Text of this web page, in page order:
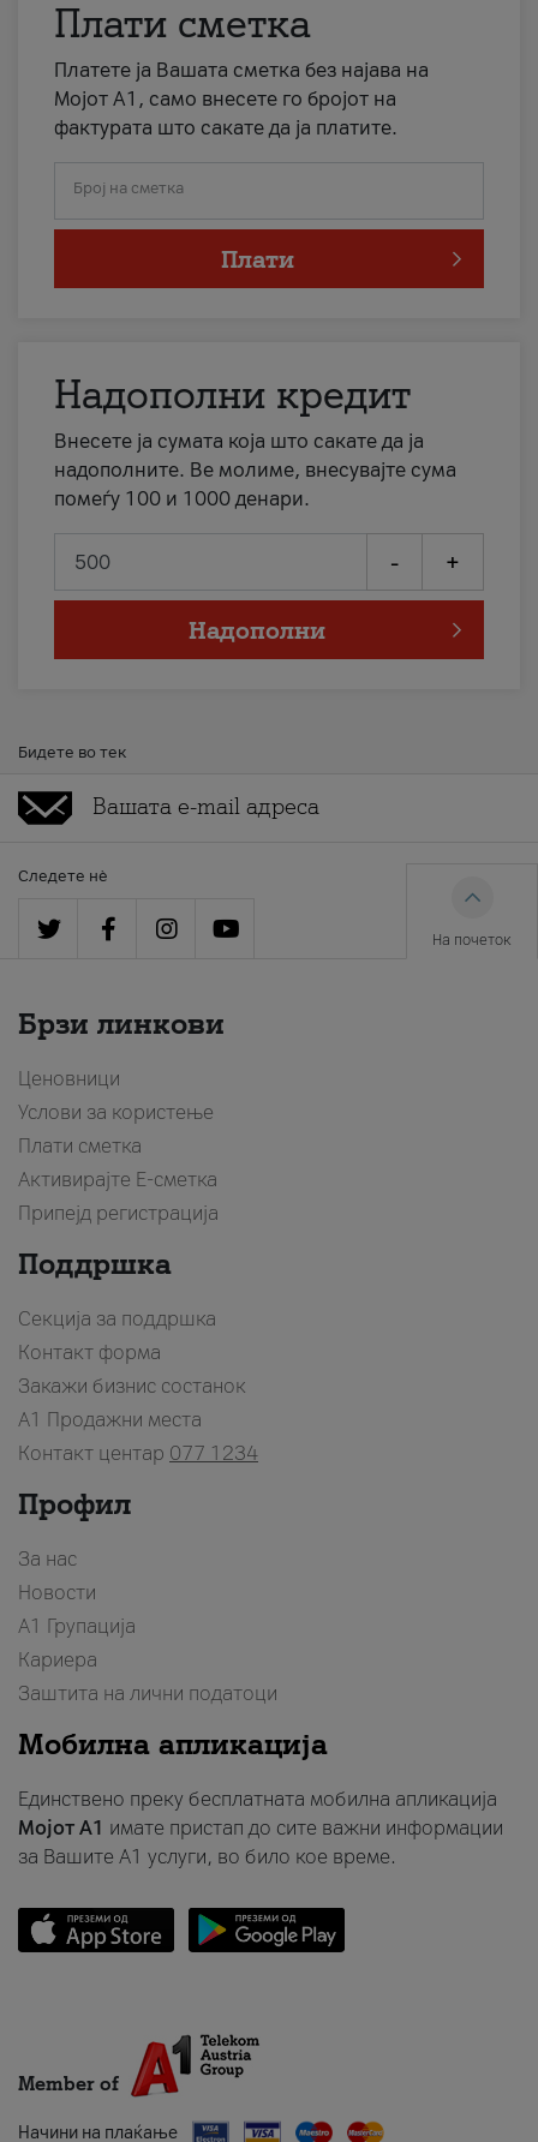
Плати сметка
Платете ја Вашата сметка без најава на
Мојот А1, само внесете го бројот на
фактурата што сакате да ја платите.
Број на сметка
Плати
Надополни кредит
Внесете ја сумата која што сакате да ја
надополните. Ве молиме, внесувајте сума
помеѓу 100 и 1000 денари.
- +
Надополни
Бидете во тек
Следете нè
На почеток
Брзи линкови
Ценовници
Услови за користење
Плати сметка
Активирајте Е-сметка
Припејд регистрација
Поддршка
Секција за поддршка
Контакт форма
Закажи бизнис состанок
A1 Продажни места
Контакт центар 077 1234
Профил
За нас
Новости
А1 Групација
Кариера
Заштита на лични податоци
Мобилна апликација
Единствено преку бесплатната мобилна апликација
Мојот A1 имате пристап до сите важни информации
за Вашите A1 услуги, во било кое време.
Member of
Начини на плаќање